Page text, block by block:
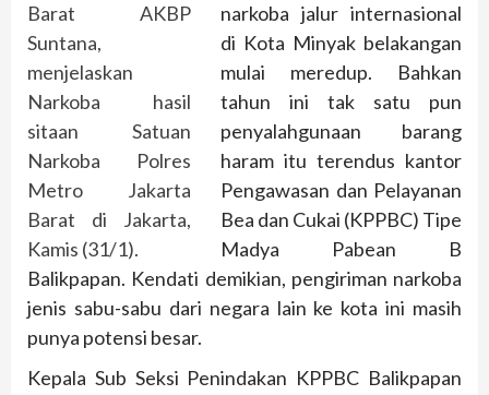
narkoba jalur internasional
di Kota Minyak belakangan
mulai meredup. Bahkan
tahun ini tak satu pun
penyalahgunaan barang
haram itu terendus kantor
Pengawasan dan Pelayanan
Bea dan Cukai (KPPBC) Tipe
Madya Pabean B
Balikpapan. Kendati demikian, pengiriman narkoba
jenis sabu-sabu dari negara lain ke kota ini masih
punya potensi besar.
Kepala Sub Seksi Penindakan KPPBC Balikpapan